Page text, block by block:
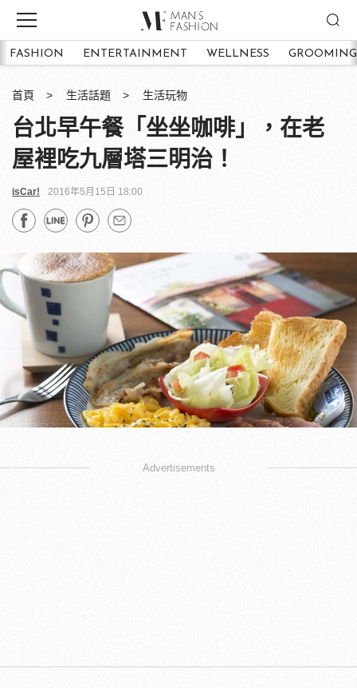
FASHION ENTERTAINMENT WELLNESS GROOMING
首頁 生活話題 生活玩物
台北早午餐「坐坐咖啡」，在老
屋裡吃九層塔三明治！
isCar! 2016年5月15日 18:00
Advertisements